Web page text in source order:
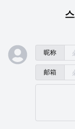
昵称
邮箱